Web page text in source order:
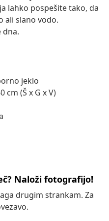
lahko pospešite tako, da
ali slano vodo.
dna.
jeklo
cm (Š x G x V)
Naloži fotografijo!
drugim strankam. Za